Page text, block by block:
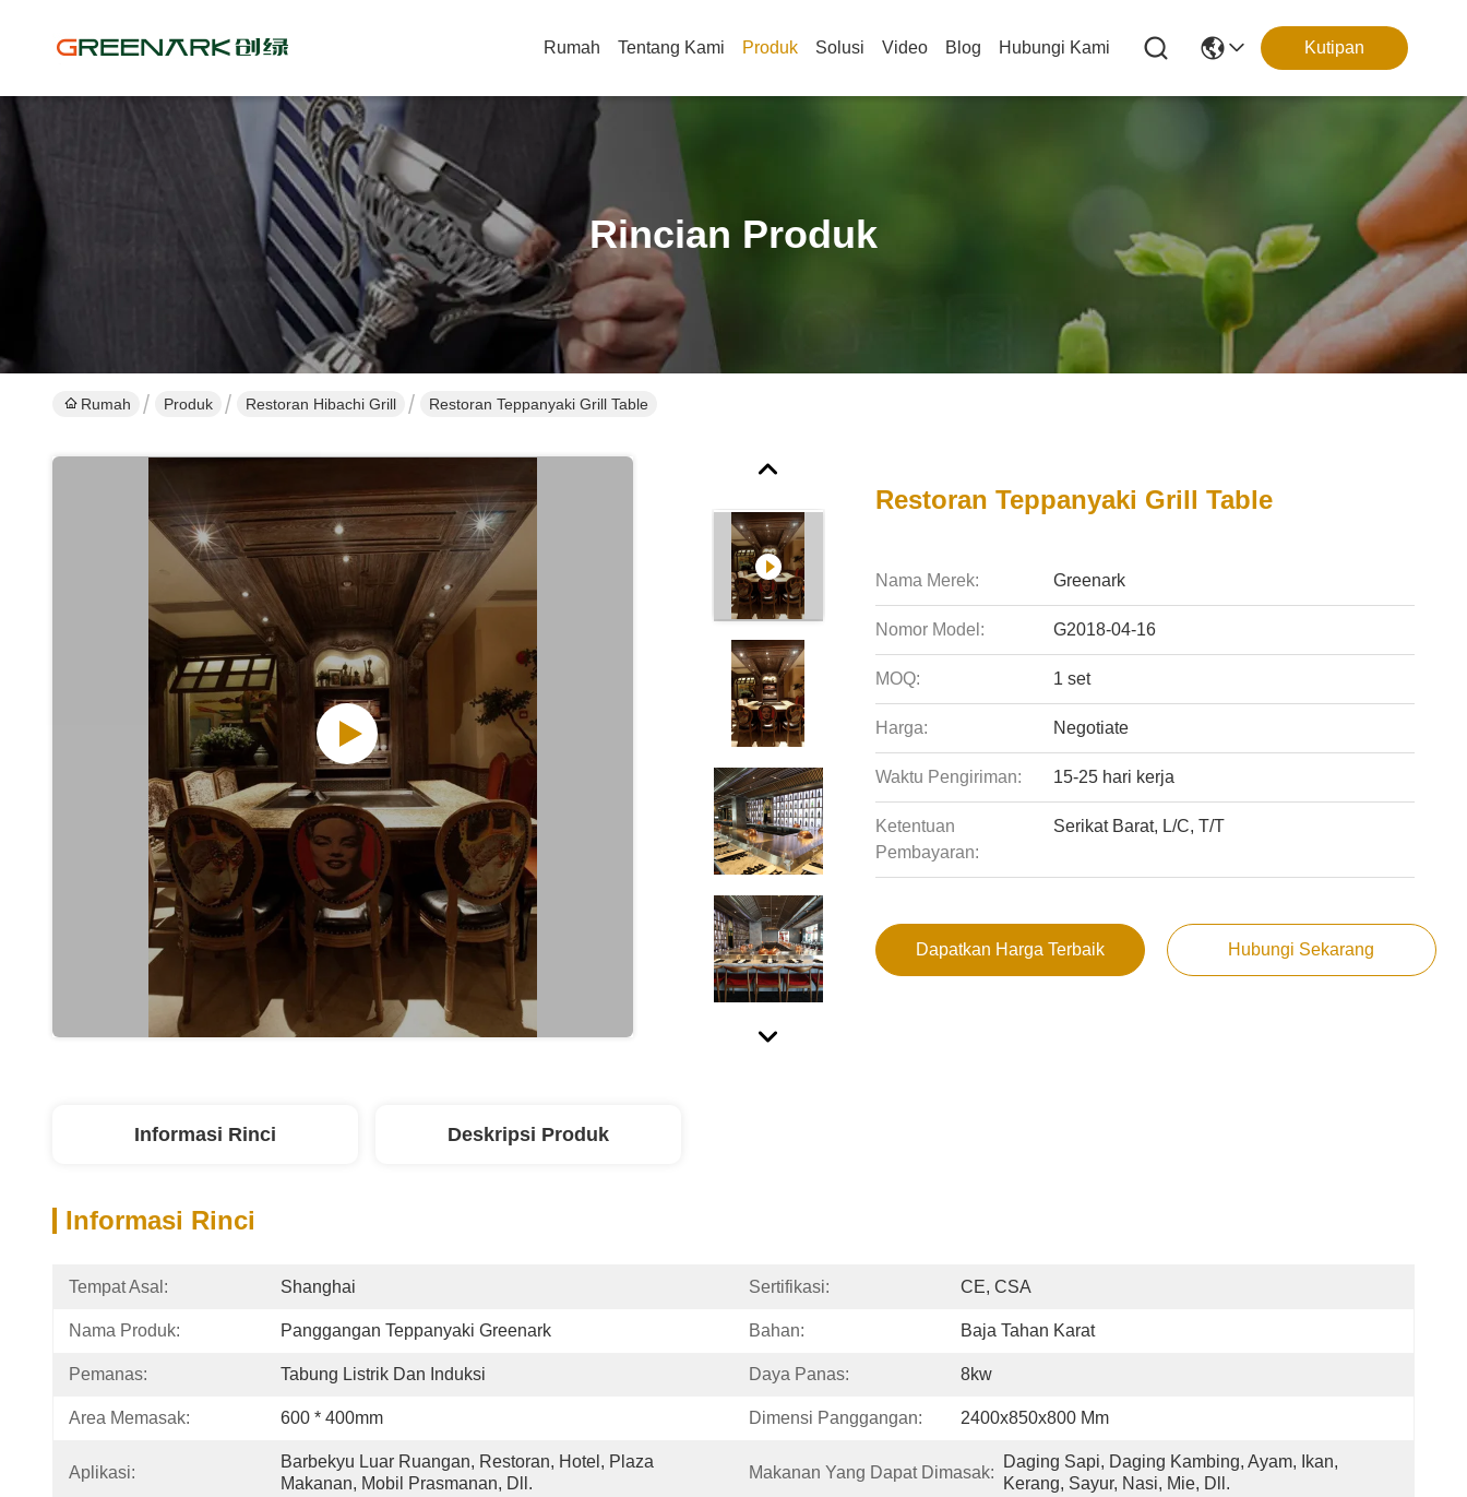
Rumah Tentang Kami Produk Solusi Video Blog Hubungi Kami Kutipan
Rincian Produk
Rumah Produk Restoran Hibachi Grill Restoran Teppanyaki Grill Table
Restoran Teppanyaki Grill Table
Nama Merek: Greenark
Nomor Model: G2018-04-16
MOQ: 1 set
Harga: Negotiate
Waktu Pengiriman: 15-25 hari kerja
Ketentuan
Pembayaran:
Serikat Barat, L/C, T/T
Dapatkan Harga Terbaik Hubungi Sekarang
Informasi Rinci Deskripsi Produk
Informasi Rinci
Tempat Asal: Shanghai Sertifikasi: CE, CSA
Nama Produk: Panggangan Teppanyaki Greenark Bahan: Baja Tahan Karat
Pemanas: Tabung Listrik Dan Induksi Daya Panas: 8kw
Area Memasak: 600 * 400mm Dimensi Panggangan: 2400x850x800 Mm
Aplikasi:
Barbekyu Luar Ruangan, Restoran, Hotel, Plaza
Makanan, Mobil Prasmanan, Dll.
Makanan Yang Dapat Dimasak:
Daging Sapi, Daging Kambing, Ayam, Ikan,
Kerang, Sayur, Nasi, Mie, Dll.